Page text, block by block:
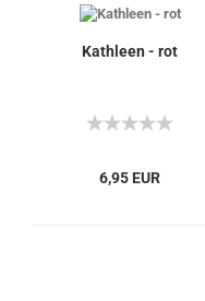
Kathleen - rot
6,95 EUR